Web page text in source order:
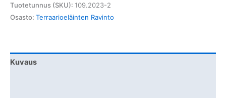
Tuotetunnus (SKU): 109.2023-2
Osasto: Terraarioeläinten Ravinto
Kuvaus